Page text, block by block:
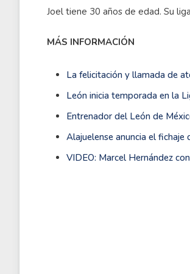
Joel tiene 30 años de edad. Su
MÁS INFORMACIÓN
La felicitación y llamada de
León inicia temporada en la
Entrenador del León de
Alajuelense anuncia el
VIDEO: Marcel Hernández